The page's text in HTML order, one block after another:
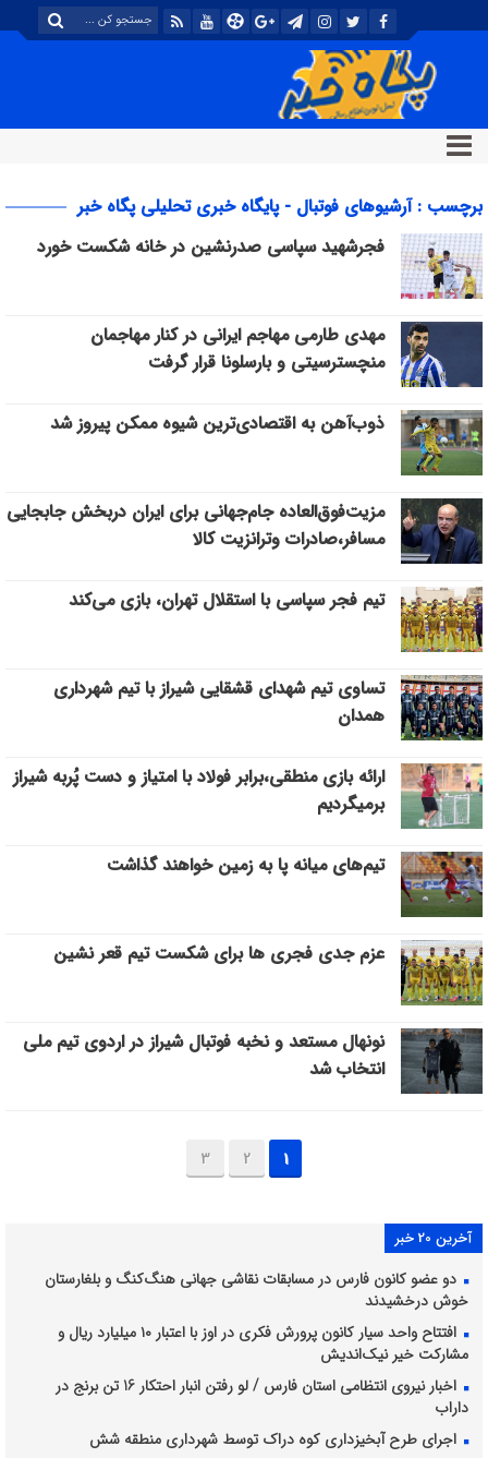
برچسب : آرشیوهای فوتبال - پایگاه خبری تحلیلی پگاه خبر
فجرشهید سپاسی صدرنشین در خانه شکست خورد
مهدی طارمی مهاجم ایرانی در کنار مهاجمان
منچسترسیتی و بارسلونا قرار گرفت
ذوب‌آهن به اقتصادی‌ترین شیوه ممکن پیروز شد
مزیت‌فوق‌العاده جام‌جهانی برای ایران دربخش جابجایی
مسافر،صادرات وترانزیت کالا
تیم فجر سپاسی با استقلال تهران، بازی می‌کند
تساوی تیم شهدای قشقایی شیراز با تیم شهرداری
همدان
ارائه بازی منطقی،برابر فولاد با امتیاز و دست پُربه شیراز
برمیگردیم
تیم‌های میانه پا به زمین خواهند گذاشت
عزم جدی فجری ها برای شکست تیم قعر نشین
نونهال مستعد و نخبه فوتبال شیراز در اردوی تیم ملی
انتخاب شد
1
2
3
آخرین 20 خبر
دو عضو کانون فارس در مسابقات نقاشی جهانی هنگ‌کنگ و بلغارستان
خوش درخشیدند
افتتاح واحد سیار کانون پرورش فکری در اوز با اعتبار ۱۰ میلیارد ریال و
مشارکت خیر نیک‌اندیش
اخبار نیروی انتظامی استان فارس / لو رفتن انبار احتکار 16 تن برنج در
داراب
اجرای طرح آبخیزداری کوه دراک توسط شهرداری منطقه شش